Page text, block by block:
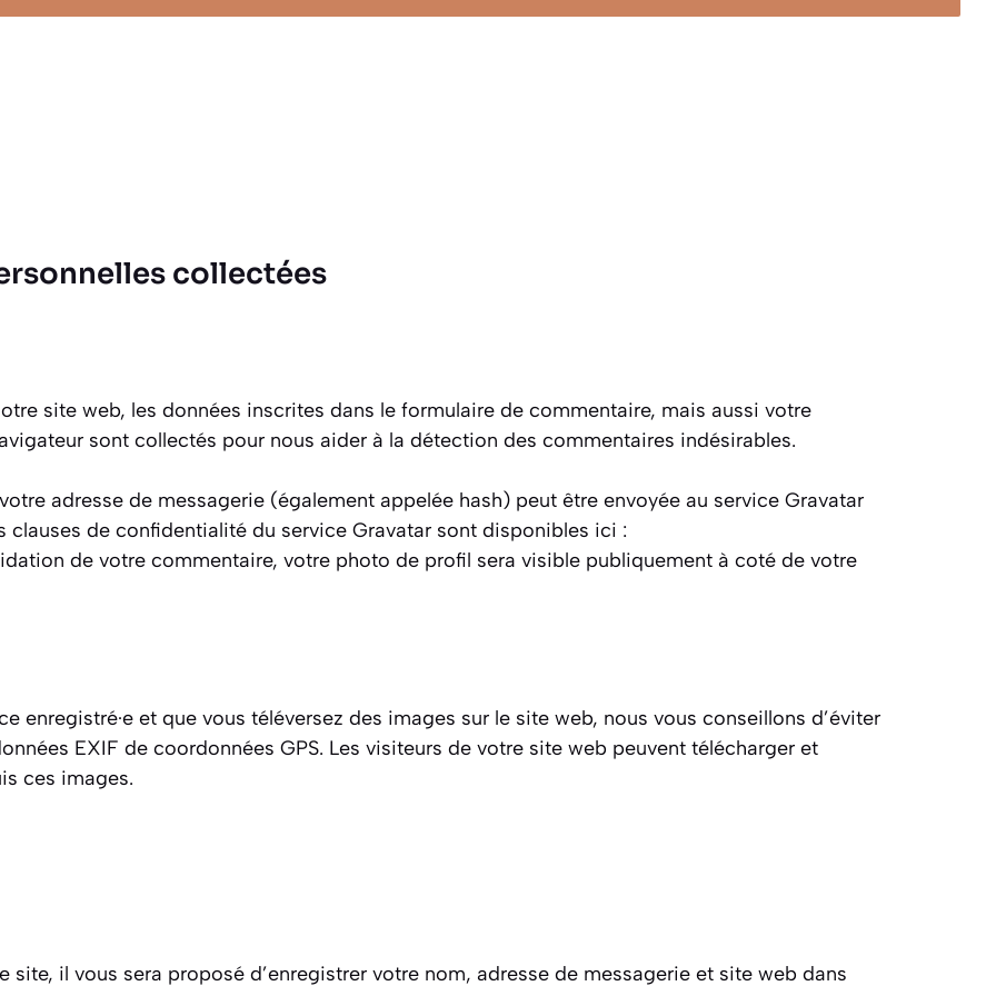
collectées
site web, les données inscrites dans le formulaire de commentaire, mais aussi votre
sont collectés pour nous aider à la détection des commentaires indésirables.
adresse de messagerie (également appelée hash) peut être envoyée au service Gravatar
clauses de confidentialité du service Gravatar sont disponibles ici :
de votre commentaire, votre photo de profil sera visible publiquement à coté de votre
enregistré·e et que vous téléversez des images sur le site web, nous vous conseillons d’éviter
EXIF de coordonnées GPS. Les visiteurs de votre site web peuvent télécharger et
ces images.
site, il vous sera proposé d’enregistrer votre nom, adresse de messagerie et site web dans